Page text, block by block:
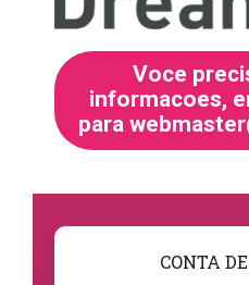
Voce
informacoes,
para
CONTA